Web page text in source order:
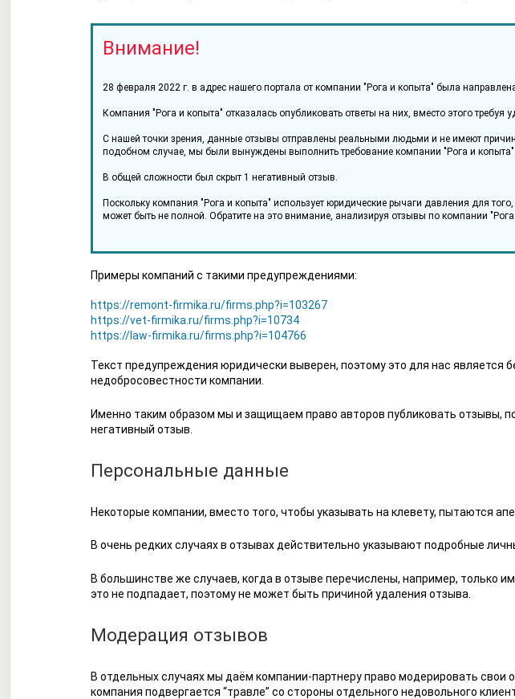
Внимание!
28 февраля 2022 г. в адрес нашего портала от компании "Рога и копыта" была
Компания "Рога и копыта" отказалась опубликовать ответы на них, вместо этого
С нашей точки зрения, данные отзывы отправлены реальными людьми и не имеют
подобном случае, мы были вынуждены выполнить требование компании "Рога и копыта".
В общей сложности был скрыт 1 негативный отзыв.
Поскольку компания "Рога и копыта" использует юридические рычаги давления для
может быть не полной. Обратите на это внимание, анализируя отзывы по компании "Рога
Примеры компаний с такими предупреждениями:
https://remont-firmika.ru/firms.php?i=103267
https://vet-firmika.ru/firms.php?i=10734
https://law-firmika.ru/firms.php?i=104766
Текст предупреждения юридически выверен, поэтому это для нас
недобросовестности компании.
Именно таким образом мы и защищаем право авторов публиковать отзывы,
негативный отзыв.
Персональные данные
Некоторые компании, вместо того, чтобы указывать на клевету, пытаются
В очень редких случаях в отзывах действительно указывают подробные
В большинстве же случаев, когда в отзыве перечислены, например, только
это не подпадает, поэтому не может быть причиной удаления отзыва.
Модерация отзывов
В отдельных случаях мы даём компании-партнеру право модерировать свои
компания подвергается “травле” со стороны отдельного недовольного